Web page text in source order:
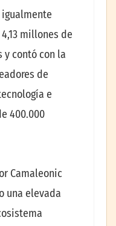
millones de
y contó con la
de
e
400.000
Camaleonic
una elevada